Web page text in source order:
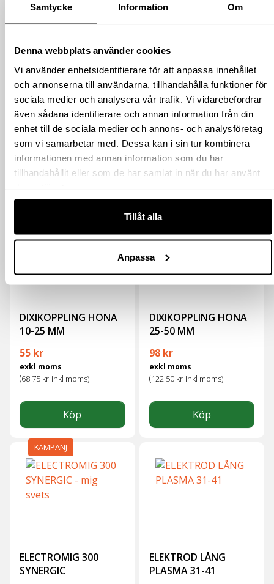
Samtycke Information Om
Denna webbplats använder cookies
Vi använder enhetsidentifierare för att anpassa innehållet
och annonserna till användarna, tillhandahålla funktioner för
sociala medier och analysera vår trafik. Vi vidarebefordrar
även sådana identifierare och annan information från din
enhet till de sociala medier och annons- och analysföretag
som vi samarbetar med. Dessa kan i sin tur kombinera
informationen med annan information som du har
tillhandahållit eller som de har samlat in när du har använt
Tillåt alla
Anpassa
DIXIKOPPLING HANE
10-25 MM
55kr
exkl moms
68.75kr inkl moms)
Köp
DIXIKOPPLING HANE
25-50 MM
98kr
exkl moms
122.50 kr inkl moms)
Köp
DIXIKOPPLING HONA
10-25 MM
55 kr
exkl moms
(68.75 kr inkl moms)
Köp
DIXIKOPPLING HONA
25-50 MM
98 kr
exkl moms
(122.50 kr inkl moms)
Köp
KAMPANJ
ELECTROMIG 300
SYNERGIC
ELEKTROD LÅNG
PLASMA 31-41